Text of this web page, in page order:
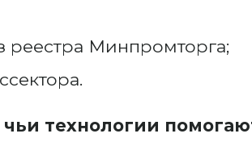
Минпромторга;
технологии